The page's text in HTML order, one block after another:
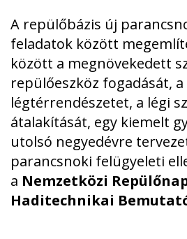
A repülőbázis új
feladatok között
között a megnövekedett
repülőeszköz fogadását,
légtérrendészetet, a légi
átalakítását, egy kiemelt
utolsó negyedévre
parancsnoki felügyeleti
a Nemzetközi
Haditechnikai